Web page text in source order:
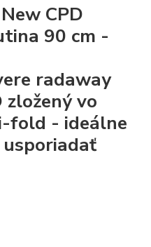
CPD
90 cm -
radaway
zložený vo
fold - ideálne
usporiadať